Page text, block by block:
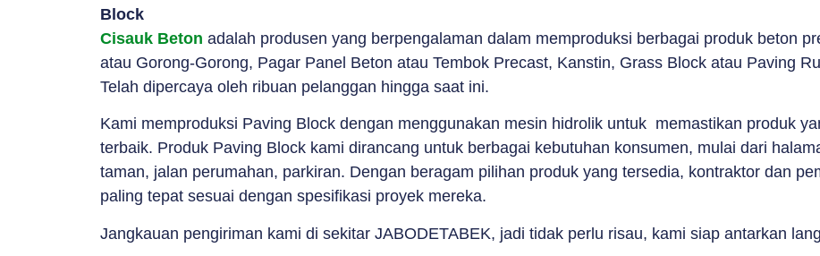
Block
Cisauk Beton adalah produsen yang berpengalaman dalam memproduksi berbagai produk beton
atau Gorong-Gorong, Pagar Panel Beton atau Tembok Precast, Kanstin, Grass Block atau Paving
Telah dipercaya oleh ribuan pelanggan hingga saat ini.
Kami memproduksi Paving Block dengan menggunakan mesin hidrolik untuk memastikan produk
terbaik. Produk Paving Block kami dirancang untuk berbagai kebutuhan konsumen, mulai dari
taman, jalan perumahan, parkiran. Dengan beragam pilihan produk yang tersedia, kontraktor dan
paling tepat sesuai dengan spesifikasi proyek mereka.
Jangkauan pengiriman kami di sekitar JABODETABEK, jadi tidak perlu risau, kami siap antarkan